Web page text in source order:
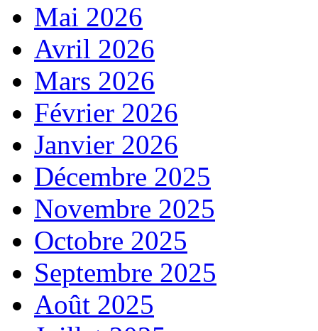
Mai 2026
Avril 2026
Mars 2026
Février 2026
Janvier 2026
Décembre 2025
Novembre 2025
Octobre 2025
Septembre 2025
Août 2025